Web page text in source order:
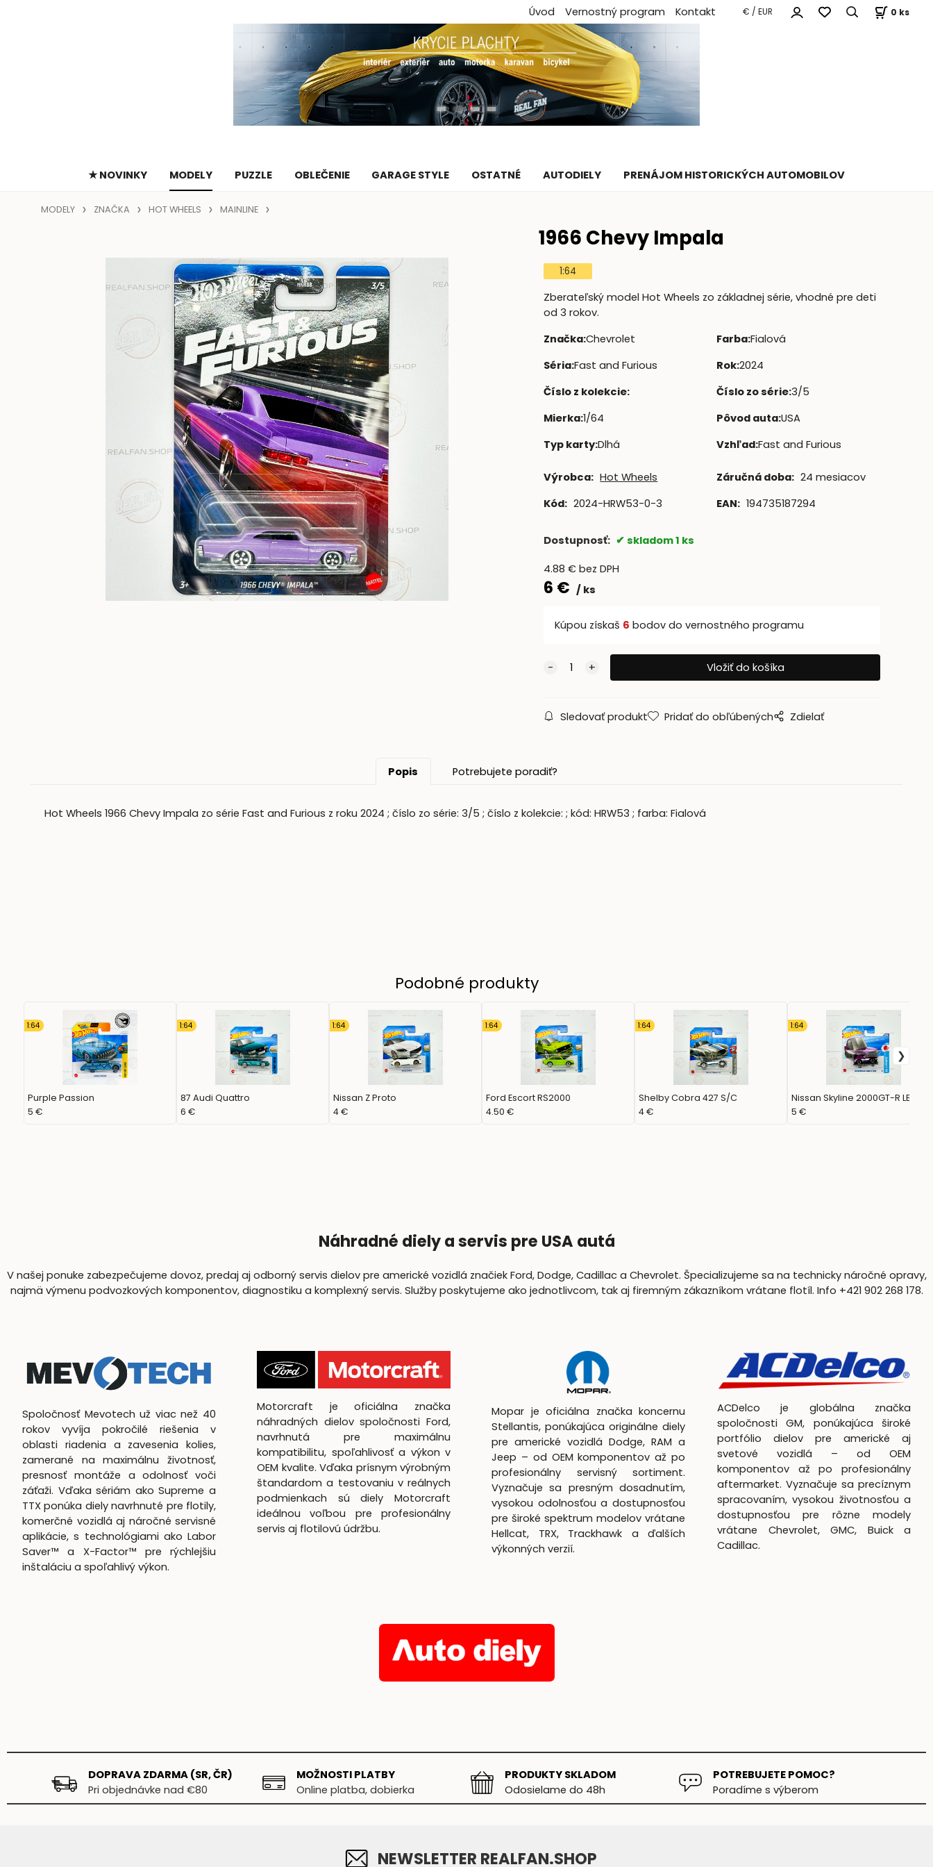
Úvod Vernostný program Kontakt € / EUR 0 ks
★ NOVINKY MODELY PUZZLE OBLEČENIE GARAGE STYLE OSTATNÉ AUTODIELY PRENÁJOM HISTORICKÝCH AUTOMOBILOV
MODELY ZNAČKA HOT WHEELS MAINLINE
1966 Chevy Impala
1:64
Zberateľský model Hot Wheels zo základnej série, vhodné pre deti
od 3 rokov.
Značka:Chevrolet Farba:Fialová
Séria:Fast and Furious Rok:2024
Číslo z kolekcie: Číslo zo série:3/5
Mierka:1/64 Pôvod auta:USA
Typ karty:Dlhá Vzhľad:Fast and Furious
Výrobca: Hot Wheels Záručná doba: 24 mesiacov
Kód: 2024-HRW53-0-3 EAN: 194735187294
Dostupnosť: skladom 1 ks
4.88 €bez DPH
6 € ks
Kúpou získaš 6 bodov do vernostného programu
Sledovať produkt Pridať do obľúbených Zdielať
Popis Potrebujete poradiť?
Hot Wheels 1966 Chevy Impala zo série Fast and Furious z roku 2024 ; číslo zo série: 3/5 ; číslo z kolekcie: ; kód: HRW53 ; farba: Fialová
Podobné produkty
Purple Passion
1:64
5 €
87 Audi Quattro
1:64
6 €
Nissan Z Proto
1:64
4 €
Ford Escort RS2000
1:64
4.50 €
Shelby Cobra 427 S/C
1:64
4 €
Nissan Skyline 2000GT-R LBWK
1:64
5 €
Náhradné diely a servis pre USA autá
V našej ponuke zabezpečujeme dovoz, predaj aj odborný servis dielov pre americké vozidlá značiek Ford, Dodge, Cadillac a Chevrolet. Špecializujeme sa na technicky náročné opravy,
najmä výmenu podvozkových komponentov, diagnostiku a komplexný servis. Služby poskytujeme ako jednotlivcom, tak aj firemným zákazníkom vrátane flotíl. Info +421 902 268 178.
Spoločnosť Mevotech už viac než 40
rokov vyvíja pokročilé riešenia v
oblasti riadenia a zavesenia kolies,
zamerané na maximálnu životnosť,
presnosť montáže a odolnosť voči
záťaži. Vďaka sériám ako Supreme a
TTX ponúka diely navrhnuté pre flotily,
komerčné vozidlá aj náročné servisné
aplikácie, s technológiami ako Labor
Saver™ a X-Factor™ pre rýchlejšiu
inštaláciu a spoľahlivý výkon.
Motorcraft je oficiálna značka
náhradných dielov spoločnosti Ford,
navrhnutá pre maximálnu
kompatibilitu, spoľahlivosť a výkon v
OEM kvalite. Vďaka prísnym výrobným
štandardom a testovaniu v reálnych
podmienkach sú diely Motorcraft
ideálnou voľbou pre profesionálny
servis aj flotilovú údržbu.
Mopar je oficiálna značka koncernu
Stellantis, ponúkajúca originálne diely
pre americké vozidlá Dodge, RAM a
Jeep – od OEM komponentov až po
profesionálny servisný sortiment.
Vyznačuje sa presným dosadnutím,
vysokou odolnosťou a dostupnosťou
pre široké spektrum modelov vrátane
Hellcat, TRX, Trackhawk a ďalších
výkonných verzií.
ACDelco je globálna značka
spoločnosti GM, ponúkajúca široké
portfólio dielov pre americké aj
svetové vozidlá – od OEM
komponentov až po profesionálny
aftermarket. Vyznačuje sa precíznym
spracovaním, vysokou životnosťou a
dostupnosťou pre rôzne modely
vrátane Chevrolet, GMC, Buick a
Cadillac.
DOPRAVA ZDARMA (SR, ČR)
Pri objednávke nad €80
MOŽNOSTI PLATBY
Online platba, dobierka
PRODUKTY SKLADOM
Odosielame do 48h
POTREBUJETE POMOC?
Poradíme s výberom
NEWSLETTER REALFAN.SHOP